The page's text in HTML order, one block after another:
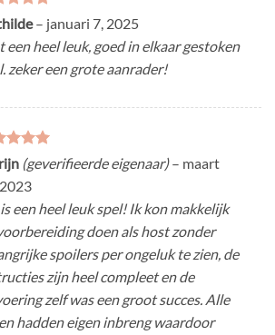
5
– januari 7, 2025
een heel leuk, goed in elkaar gestoken
zeker een grote aanrader!
5
(geverifieerde eigenaar) – maart
een heel leuk spel! Ik kon makkelijk
doen als host zonder
spoilers per ongeluk te zien, de
zijn heel compleet en de
zelf was een groot succes. Alle
hadden eigen inbreng waardoor